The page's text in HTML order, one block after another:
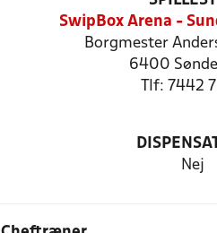
SwipBox Arena -
Borgmester
6400
Tlf: 7442
Nej